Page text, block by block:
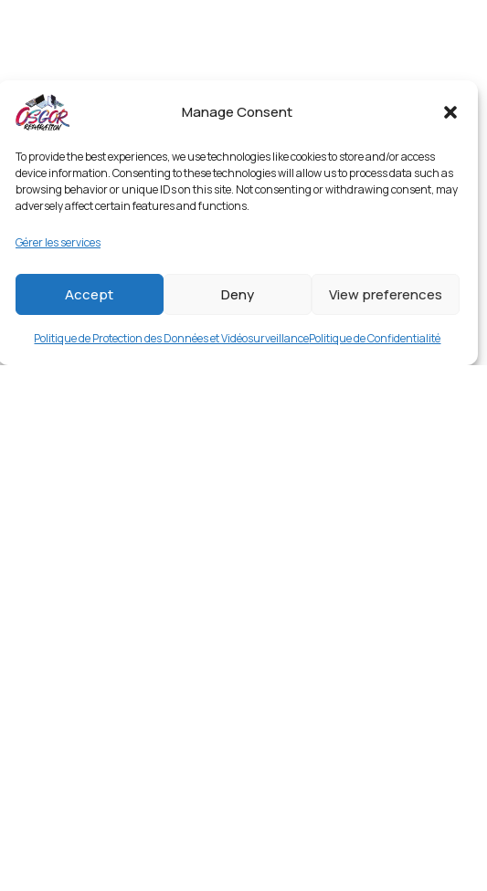
Manage Consent
To provide the best experiences, we use technologies like cookies to store and/or access
device information. Consenting to these technologies will allow us to process data such as
browsing behavior or unique IDs on this site. Not consenting or withdrawing consent, may
adversely affect certain features and functions.
Gérer les services
Accept Deny View preferences
Politique de Protection des Données et VidéosurveillancePolitique de Confidentialité
€16.99
Buy now